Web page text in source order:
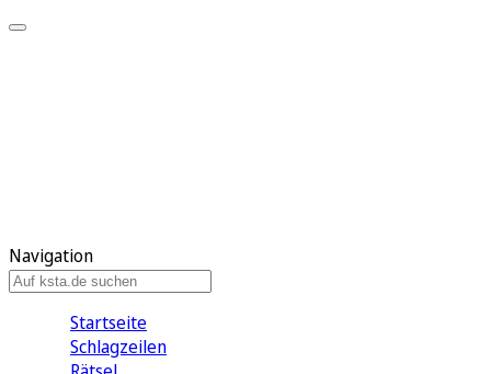
Navigation
Startseite
Schlagzeilen